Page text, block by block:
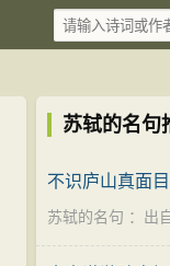
苏轼的名句
不识庐山真面
苏轼的名句 ：出